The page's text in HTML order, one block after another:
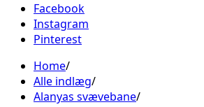
Facebook
Instagram
Pinterest
Home
Alle indlæg
Alanyas svævebane